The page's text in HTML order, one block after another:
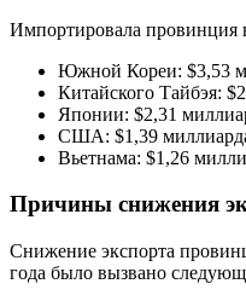
Импортировала провинция
Южной Кореи: $3,53
Китайского Тайбэя:
Японии: $2,31
США: $1,39
Вьетнама: $1,26
Причины снижения
Снижение экспорта
года было вызвано